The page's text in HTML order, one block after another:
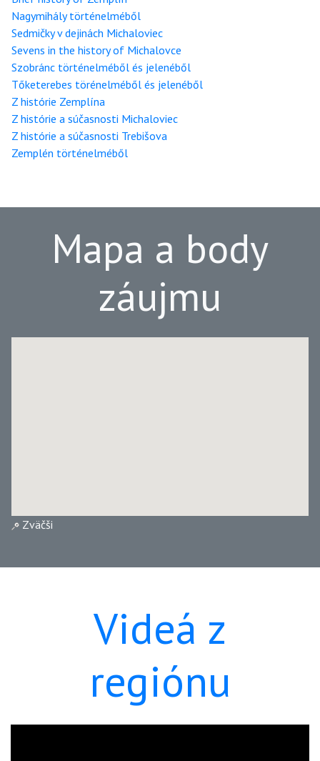
Nagymihály történelméből
Sedmičky v dejinách Michaloviec
Sevens in the history of Michalovce
Szobránc történelméből és jelenéből
Tőketerebes törénelméből és jelenéből
Z histórie Zemplína
Z histórie a súčasnosti Michaloviec
Z histórie a súčasnosti Trebišova
Zemplén történelméből
Mapa a body
záujmu
Zväčši
Videá z
regiónu